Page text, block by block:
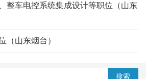
整车电控系统集成设计等职位（山东
（山东烟台）